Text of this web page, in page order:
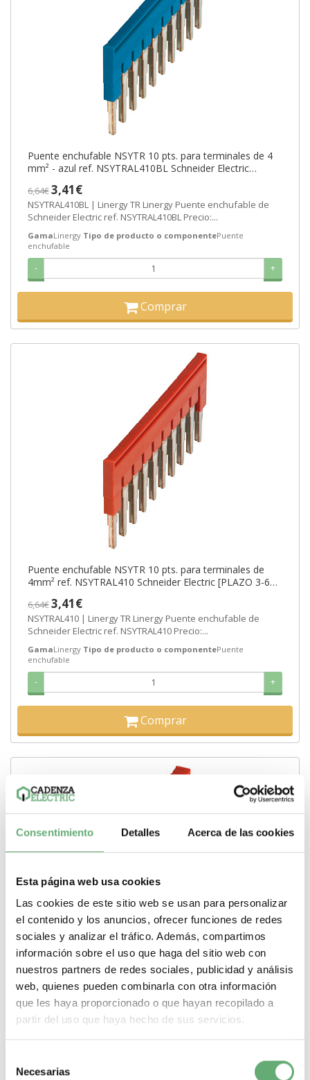
Consentimiento Detalles Acerca de las cookies
Esta página web usa cookies
Las cookies de este sitio web se usan para personalizar
el contenido y los anuncios, ofrecer funciones de redes
sociales y analizar el tráfico. Además, compartimos
información sobre el uso que haga del sitio web con
nuestros partners de redes sociales, publicidad y análisis
web, quienes pueden combinarla con otra información
que les haya proporcionado o que hayan recopilado a
partir del uso que haya hecho de sus servicios.
Necesarias
Puente enchufable NSYTR 10 pts. para terminales de 4
mm² - azul ref. NSYTRAL410BL Schneider Electric
6,64€3,41€
NSYTRAL410BL | Linergy TR Linergy Puente enchufable de
Schneider Electric ref. NSYTRAL410BL Precio:...
GamaLinergy Tipo de producto o componentePuente
enchufable
- +
Comprar
Puente enchufable NSYTR 10 pts. para terminales de
4mm² ref. NSYTRAL410 Schneider Electric [PLAZO 3-6
6,64€3,41€
NSYTRAL410 | Linergy TR Linergy Puente enchufable de
Schneider Electric ref. NSYTRAL410 Precio:...
GamaLinergy Tipo de producto o componentePuente
enchufable
- +
Comprar
Puente enchufable NSYTR 5 pts. para terminales de
2,5mm² ref. NSYTRAL25 Schneider Electric [PLAZO 3-6
SEMANAS]
4,55€
enchufable